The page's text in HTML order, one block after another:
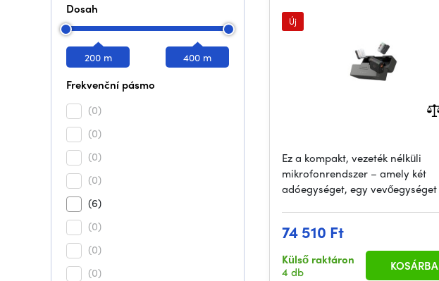
Dosah
200 m 400 m
Frekvenční pásmo
(0)
(0)
(0)
(0)
(6)
(0)
(0)
(0)
Új
Ez a kompakt, vezeték nélküli
mikrofonrendszer – amely két
adóegységet, egy vevőegységet
74 510 Ft
Külső raktáron
4 db
KOSÁRBA